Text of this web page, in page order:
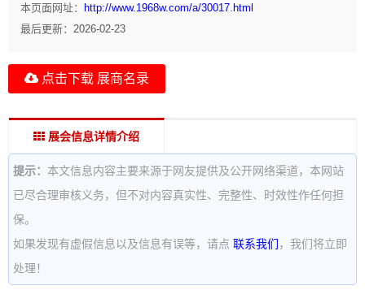
本页面网址：
http://www.1968w.com/a/30017.html
最后更新： 2026-02-23
点击下载 展商名录
展会信息详情介绍
提示： 本文信息内容主要来源于网友提供及公开网络渠道，本网站
已尽合理审核义务，但不对内容真实性、完整性、时效性作任何担
保。
如果发现有虚假信息以及信息有误等，请点 联系我们 ，我们将立即
处理！